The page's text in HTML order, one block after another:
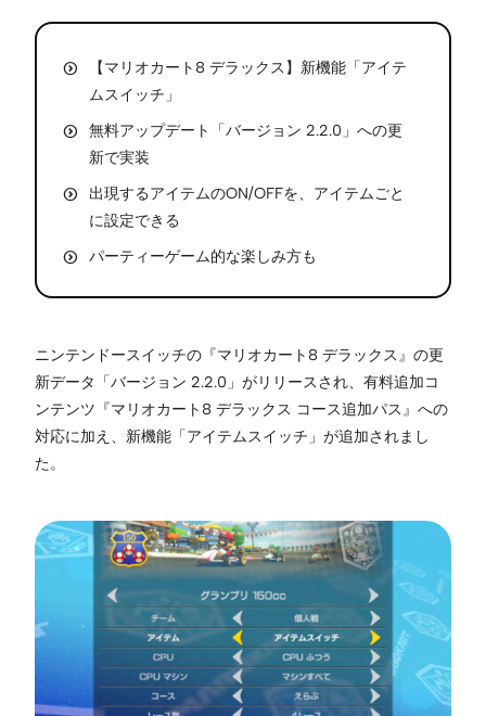
【マリオカート8 デラックス】新機能「アイテ
ムスイッチ」
無料アップデート「バージョン 2.2.0」への更
新で実装
出現するアイテムのON/OFFを、アイテムごと
に設定できる
パーティーゲーム的な楽しみ方も
ニンテンドースイッチの『マリオカート8 デラックス』の更
新データ「バージョン 2.2.0」がリリースされ、有料追加コ
ンテンツ『マリオカート8 デラックス コース追加パス』への
対応に加え、新機能「アイテムスイッチ」が追加されまし
た。